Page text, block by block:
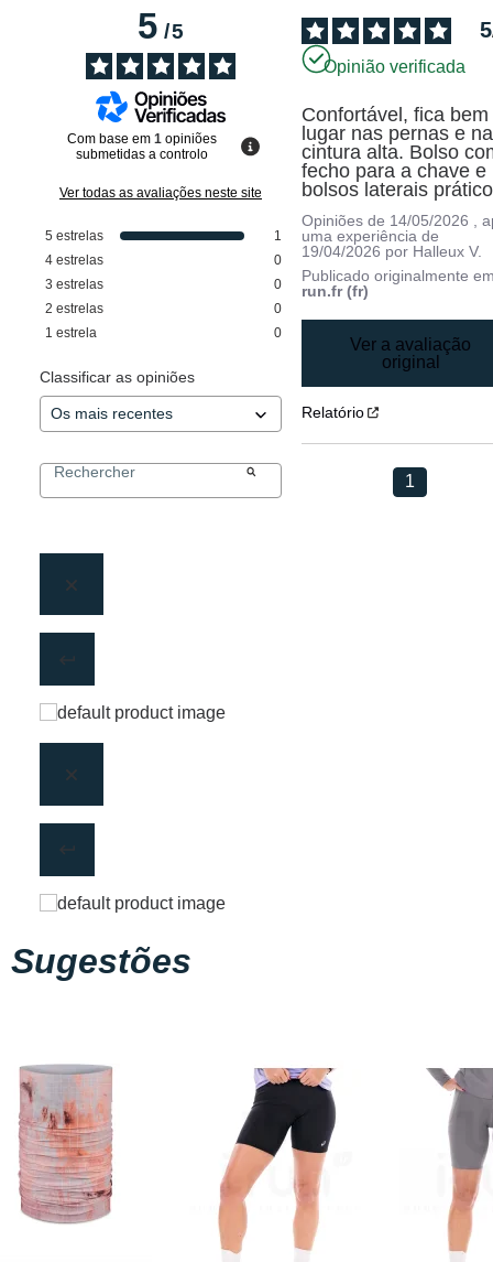
5/5
Com base em 1 opiniões
submetidas a controlo
Ver todas as avaliações neste site
5 estrelas
1
4 estrelas
0
3 estrelas
0
2 estrelas
0
1 estrela 0
Classificar as opiniões
5
Opinião verificada
Confortável, fica bem
lugar nas pernas e na
cintura alta. Bolso
fecho para a chave e
bolsos laterais
Opiniões de 14/05/2026
,
uma experiência de
19/04/2026 por Halleux V.
Publicado originalmente
run.fr (fr)
Ver a avaliação
original
Relatório
1
Sugestões